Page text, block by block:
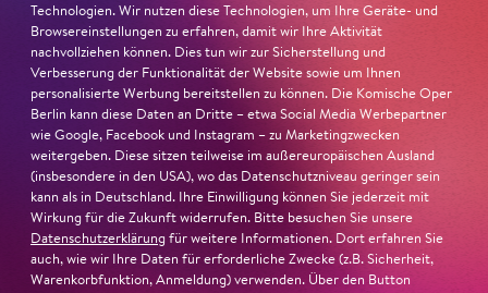
Fr 20. Nov
16:00 -
17:00
Sa 19. Dez
16:00 -
17:00
Fr 8. Jan
16:00 -
Technologien. Wir nutzen diese Technologien, um Ihre Geräte- und
Browsereinstellungen zu erfahren, damit wir Ihre Aktivität
nachvollziehen können. Dies tun wir zur Sicherstellung und
Verbesserung der Funktionalität der Website sowie um Ihnen
personalisierte Werbung bereitstellen zu können. Die Komische Oper
Berlin kann diese Daten an Dritte – etwa Social Media Werbepartner
wie Google, Facebook und Instagram – zu Marketingzwecken
weitergeben. Diese sitzen teilweise im außereuropäischen Ausland
(insbesondere in den USA), wo das Datenschutzniveau geringer sein
kann als in Deutschland. Ihre Einwilligung können Sie jederzeit mit
Wirkung für die Zukunft widerrufen. Bitte besuchen Sie unsere
Datenschutzerklärung für weitere Informationen. Dort erfahren Sie
auch, wie wir Ihre Daten für erforderliche Zwecke (z.B. Sicherheit,
Warenkorbfunktion, Anmeldung) verwenden. Über den Button